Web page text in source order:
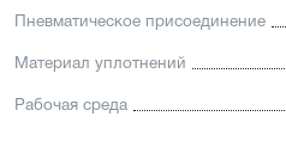
Пневматическое присоединение
Материал уплотнений
Рабочая среда